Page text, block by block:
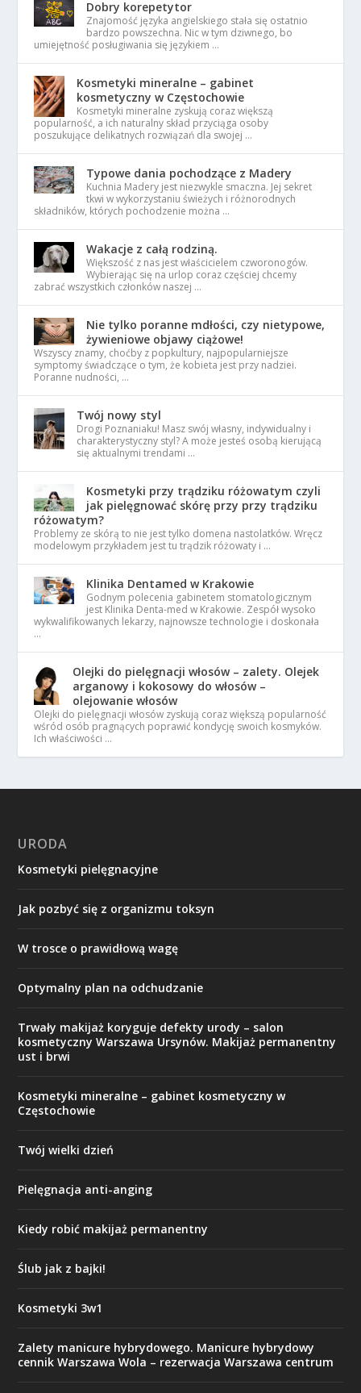
Dobry korepetytor
Znajomość języka angielskiego stała się ostatnio
bardzo powszechna. Nic w tym dziwnego, bo
umiejętność posługiwania się językiem …
Kosmetyki mineralne – gabinet
kosmetyczny w Częstochowie
Kosmetyki mineralne zyskują coraz większą
popularność, a ich naturalny skład przyciąga osoby
poszukujące delikatnych rozwiązań dla swojej …
Typowe dania pochodzące z Madery
Kuchnia Madery jest niezwykle smaczna. Jej sekret
tkwi w wykorzystaniu świeżych i różnorodnych
składników, których pochodzenie można …
Wakacje z całą rodziną.
Większość z nas jest właścicielem czworonogów.
Wybierając się na urlop coraz częściej chcemy
zabrać wszystkich członków naszej …
Nie tylko poranne mdłości, czy nietypowe,
żywieniowe objawy ciążowe!
Wszyscy znamy, choćby z popkultury, najpopularniejsze
symptomy świadczące o tym, że kobieta jest przy nadziei.
Poranne nudności, …
Twój nowy styl
Drogi Poznaniaku! Masz swój własny, indywidualny i
charakterystyczny styl? A może jesteś osobą kierującą
się aktualnymi trendami …
Kosmetyki przy trądziku różowatym czyli
jak pielęgnować skórę przy przy trądziku
różowatym?
Problemy ze skórą to nie jest tylko domena nastolatków. Wręcz
modelowym przykładem jest tu trądzik różowaty i …
Klinika Dentamed w Krakowie
Godnym polecenia gabinetem stomatologicznym
jest Klinika Denta-med w Krakowie. Zespół wysoko
wykwalifikowanych lekarzy, najnowsze technologie i doskonała
…
Olejki do pielęgnacji włosów – zalety. Olejek
arganowy i kokosowy do włosów –
olejowanie włosów
Olejki do pielęgnacji włosów zyskują coraz większą popularność
wśród osób pragnących poprawić kondycję swoich kosmyków.
Ich właściwości …
URODA
Kosmetyki pielęgnacyjne
Jak pozbyć się z organizmu toksyn
W trosce o prawidłową wagę
Optymalny plan na odchudzanie
Trwały makijaż koryguje defekty urody – salon
kosmetyczny Warszawa Ursynów. Makijaż permanentny
ust i brwi
Kosmetyki mineralne – gabinet kosmetyczny w
Częstochowie
Twój wielki dzień
Pielęgnacja anti-anging
Kiedy robić makijaż permanentny
Ślub jak z bajki!
Kosmetyki 3w1
Zalety manicure hybrydowego. Manicure hybrydowy
cennik Warszawa Wola – rezerwacja Warszawa centrum